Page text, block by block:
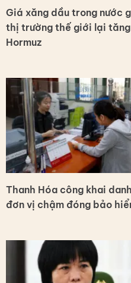
Giá xăng dầu trong nước
thị trường thế giới lại
Hormuz
Thanh Hóa công khai
đơn vị chậm đóng bảo